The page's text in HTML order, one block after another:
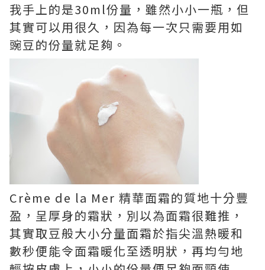
我手上的是30ml份量，雖然小小一瓶，但
其實可以用很久，因為每一次只需要用如
豌豆的份量就足夠。
Crème de la Mer 精華面霜的質地十分豐
盈，呈厚身的霜狀，別以為面霜很難推，
其實取豆般大小分量面霜於指尖溫熱暖和
數秒便能令面霜暖化至透明狀，再均勻地